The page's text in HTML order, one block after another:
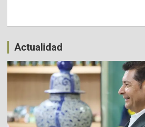
Actualidad